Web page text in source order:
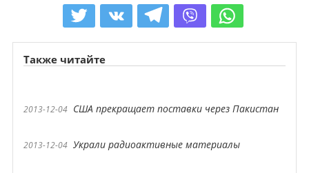
Также читайте
2013-12-04 США прекращает поставки через Пакистан
2013-12-04 Украли радиоактивные материалы